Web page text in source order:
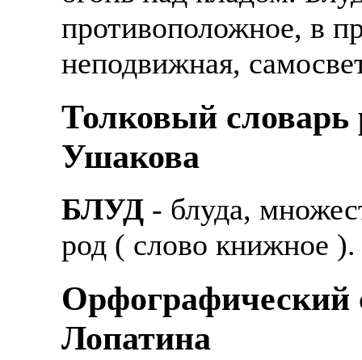
противоположное, в
неподвижная,
Толковый словарь
Ушакова
БЛУД - блуда,
род ( слово книжное
Орфографический
Лопатина